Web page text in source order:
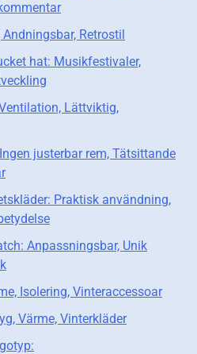
Retrostil
hat: Musikfestivaler,
Lättviktig,
justerbar rem, Tätsittande
Praktisk användning,
Anpassningsbar, Unik
Isolering, Vinteraccessoar
Värme, Vinterkläder